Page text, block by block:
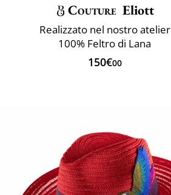
Couture Eliott
Realizzato nel nostro atelier
100% Feltro di Lana
150€00